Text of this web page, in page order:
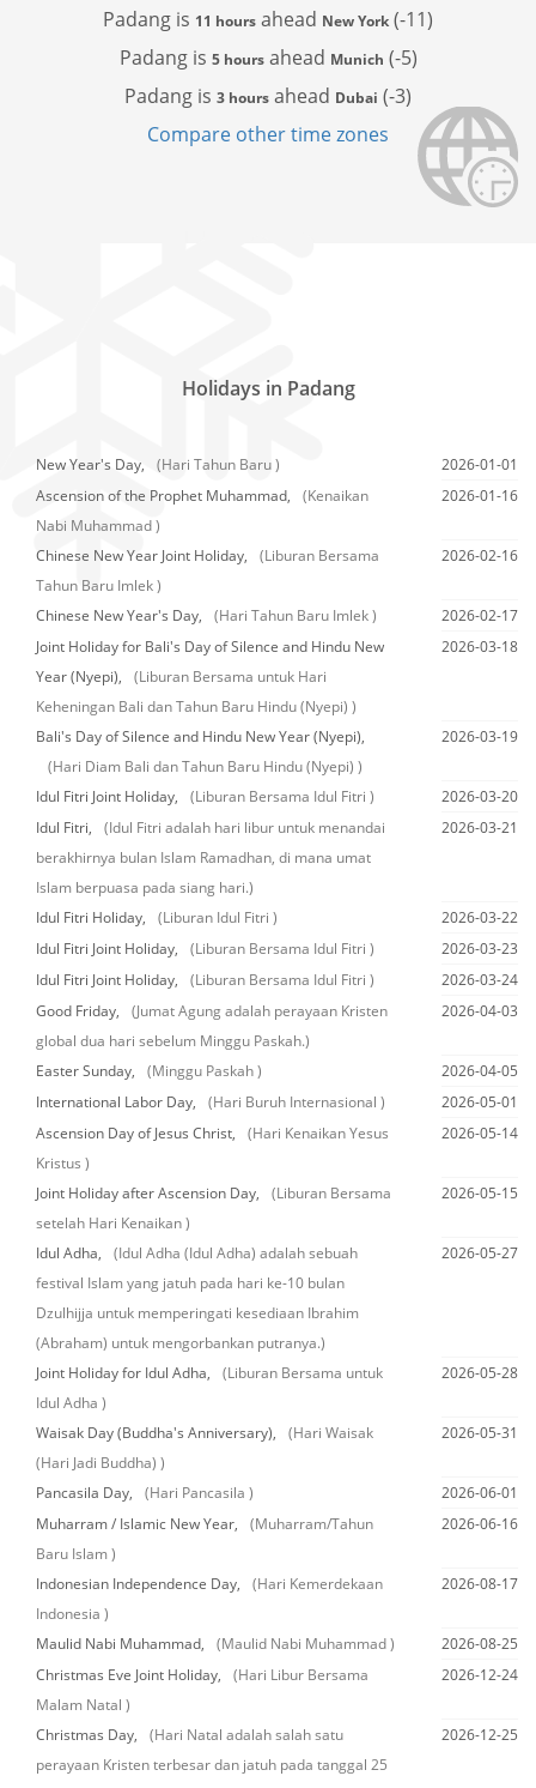
Padang is 11 hours ahead New York (-11)
Padang is 5 hoursahead Munich (-5)
Padang is 3 hours ahead Dubai (-3)
Compare other time zones
Holidays in Padang
New Year's Day, (Hari Tahun Baru )
2026-01-01
Ascension of the Prophet Muhammad,
(Kenaikan
Nabi Muhammad )
2026-01-16
Chinese New Year Joint Holiday,
(Liburan Bersama
Tahun Baru Imlek )
2026-02-16
Chinese New Year's Day, (Hari Tahun Baru Imlek )
2026-02-17
Joint Holiday for Bali's Day of Silence and Hindu New
Year (Nyepi),
(Liburan Bersama untuk Hari
Keheningan Bali dan Tahun Baru Hindu (Nyepi) )
2026-03-18
Bali's Day of Silence and Hindu New Year (Nyepi),
(Hari Diam Bali dan Tahun Baru Hindu (Nyepi) )
2026-03-19
Idul Fitri Joint Holiday, (Liburan Bersama Idul Fitri )
2026-03-20
Idul Fitri,
(Idul Fitri adalah hari libur untuk menandai
berakhirnya bulan Islam Ramadhan, di mana umat
Islam berpuasa pada siang hari.)
2026-03-21
Idul Fitri Holiday, (Liburan Idul Fitri )
2026-03-22
Idul Fitri Joint Holiday,
(Liburan Bersama Idul Fitri )
2026-03-23
Idul Fitri Joint Holiday,
(Liburan Bersama Idul Fitri )
2026-03-24
Good Friday,
(Jumat Agung adalah perayaan Kristen
global dua hari sebelum Minggu Paskah.)
2026-04-03
Easter Sunday, (Minggu Paskah )
2026-04-05
International Labor Day,
(Hari Buruh Internasional )
2026-05-01
Ascension Day of Jesus Christ,
(Hari Kenaikan Yesus
Kristus )
2026-05-14
Joint Holiday after Ascension Day,
(Liburan Bersama
setelah Hari Kenaikan )
2026-05-15
Idul Adha,
(Idul Adha (Idul Adha) adalah sebuah
festival Islam yang jatuh pada hari ke-10 bulan
Dzulhijja untuk memperingati kesediaan Ibrahim
(Abraham) untuk mengorbankan putranya.)
2026-05-27
Joint Holiday for Idul Adha,
(Liburan Bersama untuk
Idul Adha )
2026-05-28
Waisak Day (Buddha's Anniversary),
(Hari Waisak
(Hari Jadi Buddha) )
2026-05-31
Pancasila Day, (Hari Pancasila )
2026-06-01
Muharram / Islamic New Year,
(Muharram/Tahun
Baru Islam )
2026-06-16
Indonesian Independence Day,
(Hari Kemerdekaan
Indonesia )
2026-08-17
Maulid Nabi Muhammad, (Maulid Nabi Muhammad )
2026-08-25
Christmas Eve Joint Holiday,
(Hari Libur Bersama
Malam Natal )
2026-12-24
Christmas Day,
(Hari Natal adalah salah satu
perayaan Kristen terbesar dan jatuh pada tanggal 25
2026-12-25